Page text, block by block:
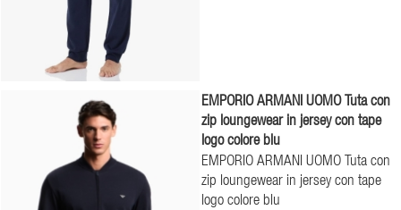
EMPORIO ARMANI UOMO Tuta con
zip loungewear in jersey con tape
logo colore blu
EMPORIO ARMANI UOMO Tuta con
zip loungewear in jersey con tape
logo colore blu